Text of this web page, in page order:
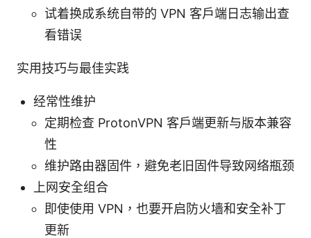
试着换成系统自带的 VPN 客户端日志输出查
看错误
实用技巧与最佳实践
经常性维护
定期检查 ProtonVPN 客户端更新与版本兼容
性
维护路由器固件，避免老旧固件导致网络瓶颈
上网安全组合
即使使用 VPN，也要开启防火墙和安全补丁
更新